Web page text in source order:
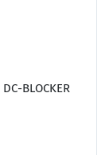
BLOCKER